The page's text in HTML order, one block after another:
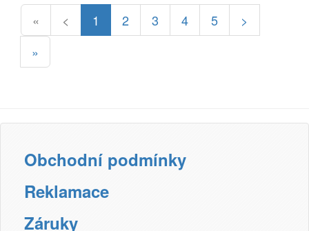
« < 1 2 3 4 5
>
»
Obchodní podmínky
Reklamace
Záruky